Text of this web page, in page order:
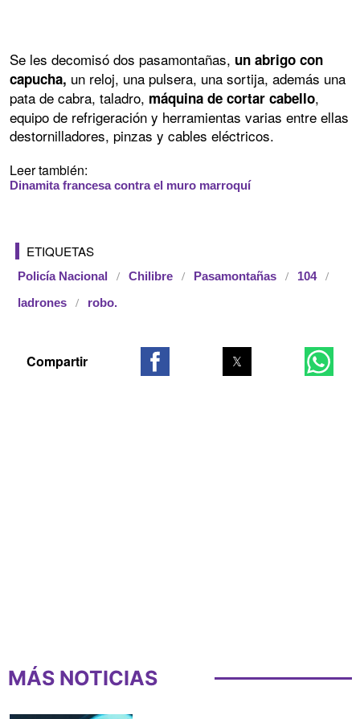
Se les decomisó dos pasamontañas, un abrigo con
capucha, un reloj, una pulsera, una sortija, además una
pata de cabra, taladro, máquina de cortar cabello,
equipo de refrigeración y herramientas varias entre ellas
destornilladores, pinzas y cables eléctricos.
Leer también:
Dinamita francesa contra el muro marroquí
ETIQUETAS
Policía Nacional Chilibre Pasamontañas 104
ladrones robo.
MÁS NOTICIAS